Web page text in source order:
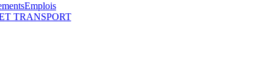
Emplois
TRANSPORT